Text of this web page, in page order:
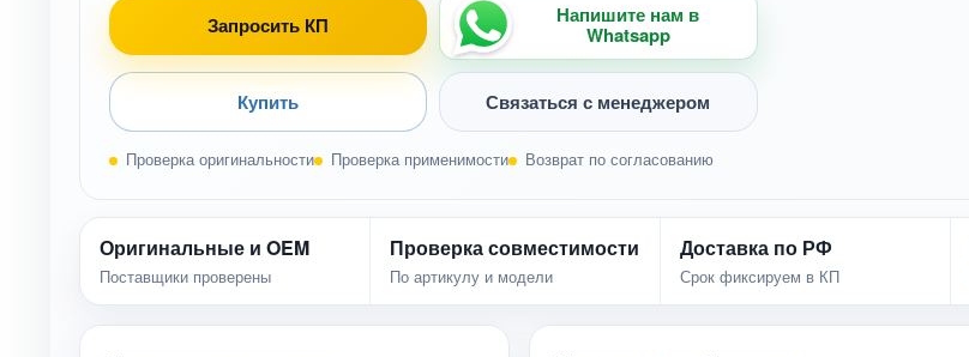
Запросить КП Напишите нам в
Whatsapp
Купить Связаться с менеджером
Проверка оригинальности Проверка применимости Возврат по согласованию
Оригинальные и OEM
Поставщики проверены
Проверка совместимости
По артикулу и модели
Доставка по РФ
Срок фиксируем в КП